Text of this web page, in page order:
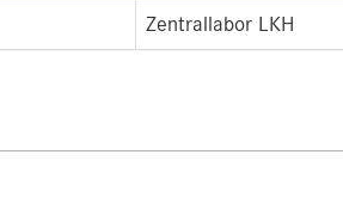
Zentrallabor LKH